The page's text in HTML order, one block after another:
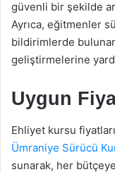
güvenli bir şekilde
Ayrıca, eğitmenler
bildirimlerde
geliştirmelerine
Uygun
Ehliyet kursu
Ümraniye Sürücü
sunarak, her